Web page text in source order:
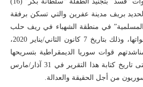
بريف مدينة عفرين والتي تسكن برفقة
المسلمية” في منطقة الشهباء في ريف حلب
الشمالي، ضمن صفوف قواتها، وذلك بتاريخ 7 كانون الثاني/يناير 2020،
قوات سوريا الديمقراطية بتسريحها
لأنها ليست بالغة، وذلك حتى تاريخ كتابة هذا التقرير في 31 آذار/مارس